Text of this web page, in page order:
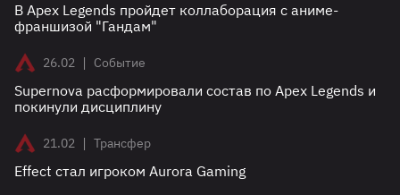
В Apex Legends пройдет коллаборация с аниме-
франшизой "Гандам"
26.02 | Событие
Supernova расформировали состав по Apex Legends и
покинули дисциплину
21.02 | Трансфер
Effect стал игроком Aurora Gaming